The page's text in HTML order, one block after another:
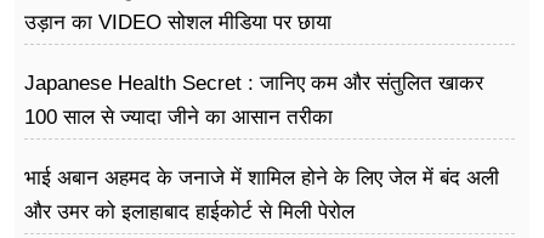
उड़ान का VIDEO सोशल मीडिया पर छाया
Japanese Health Secret : जानिए कम और संतुलित खाकर
100 साल से ज्यादा जीने का आसान तरीका
भाई अबान अहमद के जनाजे में शामिल होने के लिए जेल में बंद अली
और उमर को इलाहाबाद हाईकोर्ट से मिली पेरोल